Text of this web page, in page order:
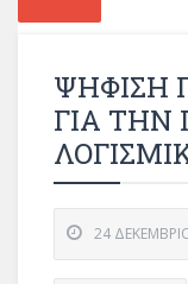
ΨΗΦΙΣΗ
ΓΙΑ ΤΗΝ
24